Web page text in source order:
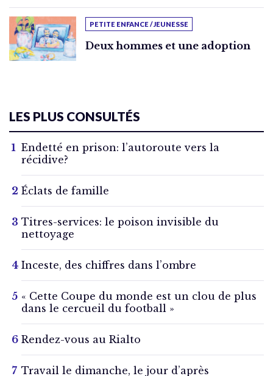
PETITE ENFANCE / JEUNESSE
Deux hommes et une adoption
LES PLUS CONSULTÉS
Endetté en prison: l’autoroute vers la
récidive?
Éclats de famille
Titres-services: le poison invisible du
nettoyage
Inceste, des chiffres dans l’ombre
« Cette Coupe du monde est un clou de plus
dans le cercueil du football »
Rendez-vous au Rialto
Travail le dimanche, le jour d’après